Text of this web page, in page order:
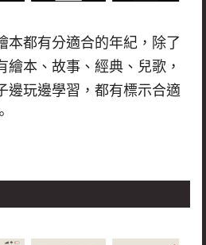
本都有分適合的年紀，除了
繪本、故事、經典、兒歌，
邊玩邊學習，都有標示合適